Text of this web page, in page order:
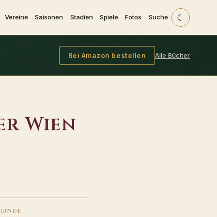
Vereine Saisonen Stadien Spiele Fotos Suche ☾
Bei Amazon bestellen Alle Bücher
Wien